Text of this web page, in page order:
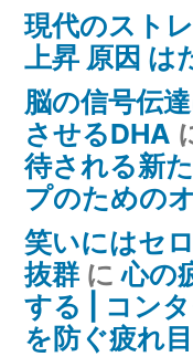
現代のスト
上昇 原因 は
脳の信号伝
させるDHA
待される新
プのための
笑いにはセ
抜群 に心の
する | コン
を防ぐ疲れ